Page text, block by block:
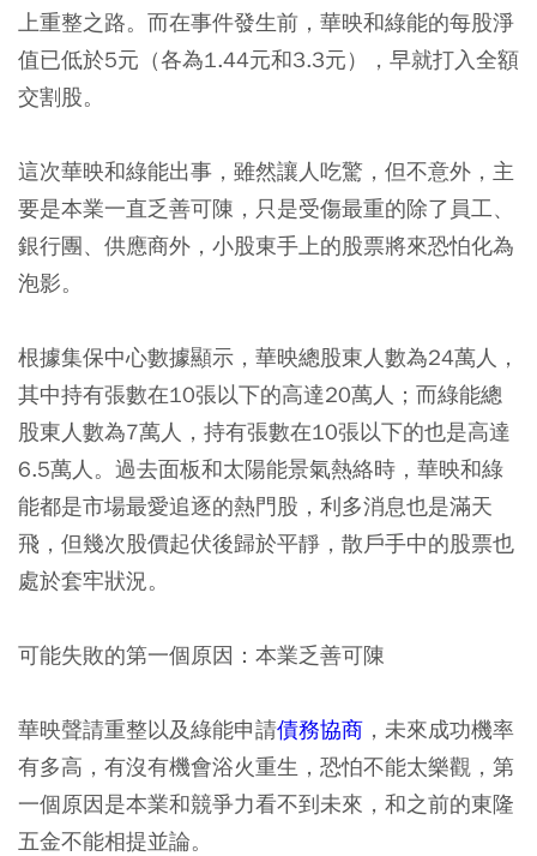
上重整之路。而在事件發生前，華映和綠能的每股淨
值已低於5元（各為1.44元和3.3元），早就打入全額
交割股。
這次華映和綠能出事，雖然讓人吃驚，但不意外，主
要是本業一直乏善可陳，只是受傷最重的除了員工、
銀行團、供應商外，小股東手上的股票將來恐怕化為
泡影。
根據集保中心數據顯示，華映總股東人數為24萬人，
其中持有張數在10張以下的高達20萬人；而綠能總
股東人數為7萬人，持有張數在10張以下的也是高達
6.5萬人。過去面板和太陽能景氣熱絡時，華映和綠
能都是市場最愛追逐的熱門股，利多消息也是滿天
飛，但幾次股價起伏後歸於平靜，散戶手中的股票也
處於套牢狀況。
可能失敗的第一個原因：本業乏善可陳
華映聲請重整以及綠能申請債務協商 ，未來成功機率
有多高，有沒有機會浴火重生，恐怕不能太樂觀，第
一個原因是本業和競爭力看不到未來，和之前的東隆
五金不能相提並論。